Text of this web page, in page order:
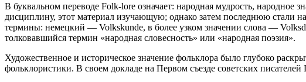
В буквальном переводе Folk-lore означает: народная мудрость, народное
дисциплину, этот материал изучающую; однако затем последнюю стали
термины: немецкий — Volkskunde, в более узком значении слова —
толковавшийся термин «народная словесность» или «народная поэзия».
Художественное и историческое значение фольклора было глубоко
фольклористики. В своем докладе на Первом съезде советских писателей